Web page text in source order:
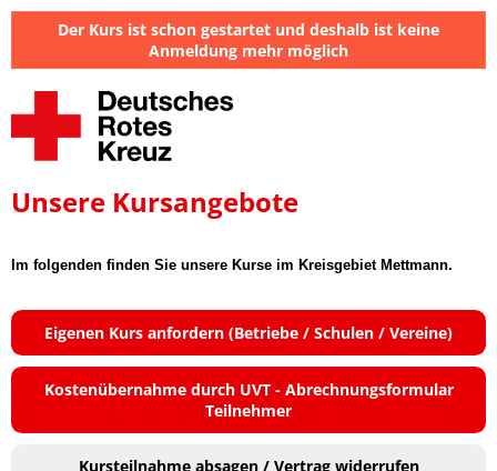
Der Kurs ist schon gestartet und deshalb ist keine
Anmeldung mehr möglich
Unsere Kursangebote
Im folgenden finden Sie unsere Kurse im Kreisgebiet Mettmann.
Eigenen Kurs anfordern (Betriebe / Schulen / Vereine)
Kostenübernahme durch UVT - Abrechnungsformular
Teilnehmer
Kursteilnahme absagen / Vertrag widerrufen